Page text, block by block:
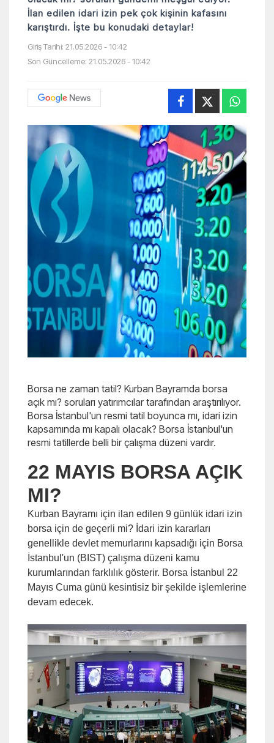
İlan edilen idari izin pek çok kişinin kafasını
karıştırdı. İşte bu konudaki detaylar!
Giriş Tarihi: 21.05.2026 - 10:42
Son Güncelleme: 21.05.2026 - 10:42
Borsa ne zaman tatil? Kurban Bayramda borsa
açık mı? soruları yatırımcılar tarafından araştırılıyor.
Borsa İstanbul'un resmi tatil boyunca mı, idari izin
kapsamında mı kapalı olacak? Borsa İstanbul'un
resmi tatillerde belli bir çalışma düzeni vardır.
22 MAYIS BORSA AÇIK
MI?
Kurban Bayramı için ilan edilen 9 günlük idari izin
borsa için de geçerli mi? İdari izin kararları
genellikle devlet memurlarını kapsadığı için Borsa
İstanbul'un (BIST) çalışma düzeni kamu
kurumlarından farklılık gösterir. Borsa İstanbul 22
Mayıs Cuma günü kesintisiz bir şekilde işlemlerine
devam edecek.